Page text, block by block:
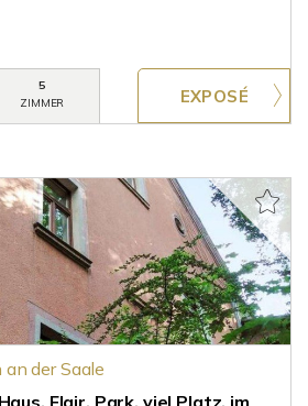
5
ZIMMER
der Saale
Flair, Park, viel Platz, im